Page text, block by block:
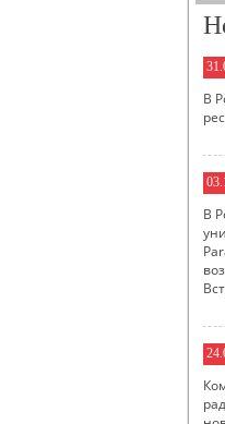
В
В